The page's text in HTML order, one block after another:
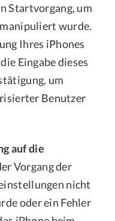
Startvorgang, um
wurde.
Ihres iPhones
Eingabe dieses
um
Benutzer
auf die
Vorgang der
nicht
oder ein Fehler